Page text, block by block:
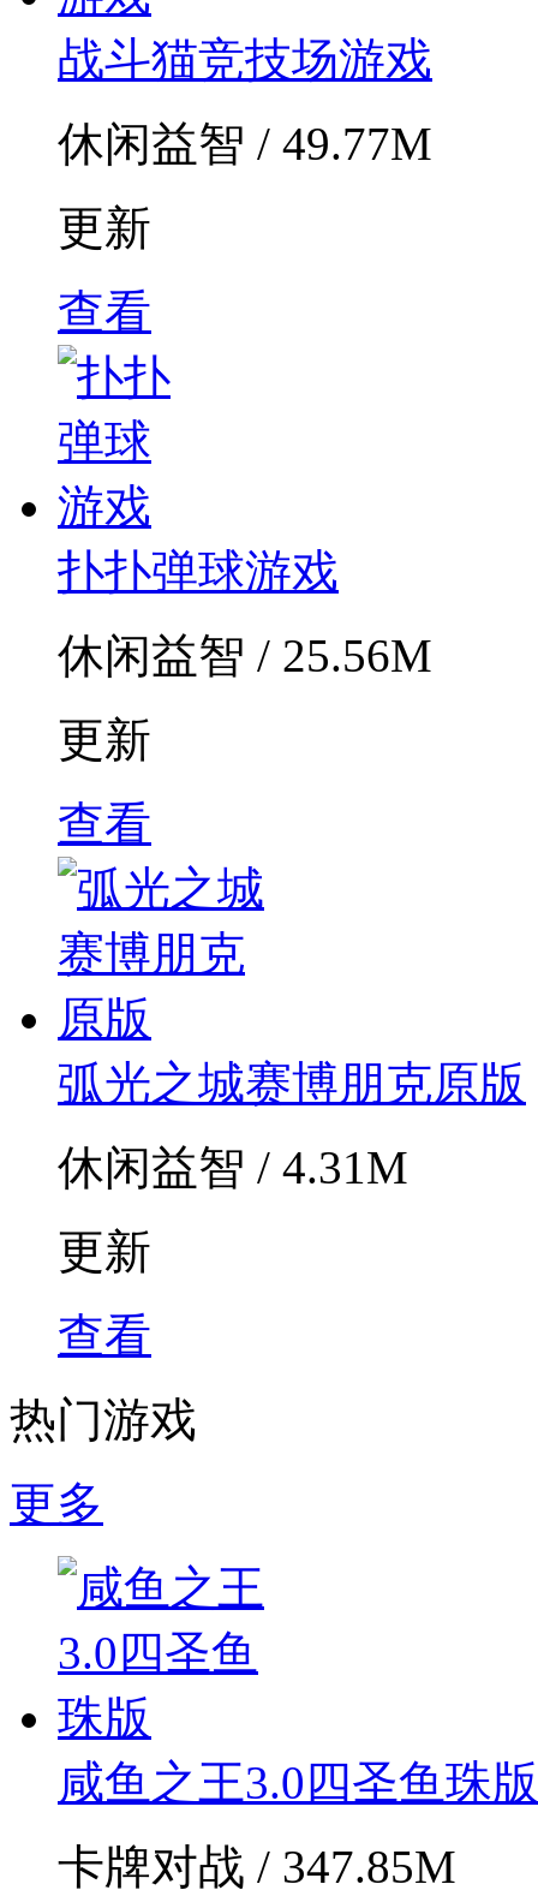
战斗猫竞技场游戏
休闲益智 / 49.77M
更新
查看
扑扑弹球游戏
休闲益智 / 25.56M
更新
查看
弧光之城赛博朋克原版
休闲益智 / 4.31M
更新
查看
热门游戏
更多
咸鱼之王3.0四圣鱼珠版
卡牌对战 / 347.85M